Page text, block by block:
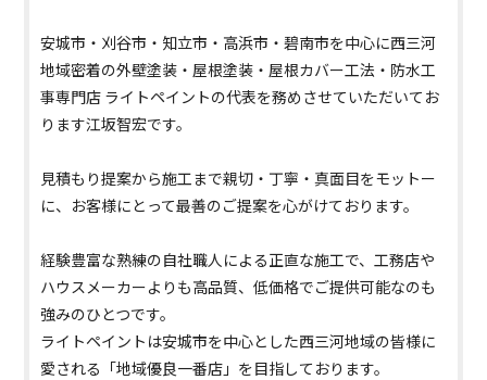
安城市・刈谷市・知立市・高浜市・碧南市を中心に西三河
地域密着の外壁塗装・屋根塗装・屋根カバー工法・防水工
事専門店 ライトペイントの代表を務めさせていただいてお
ります江坂智宏です。
見積もり提案から施工まで親切・丁寧・真面目をモットー
に、お客様にとって最善のご提案を心がけております。
経験豊富な熟練の自社職人による正直な施工で、工務店や
ハウスメーカーよりも高品質、低価格でご提供可能なのも
強みのひとつです。
ライトペイントは安城市を中心とした西三河地域の皆様に
愛される「地域優良一番店」を目指しております。